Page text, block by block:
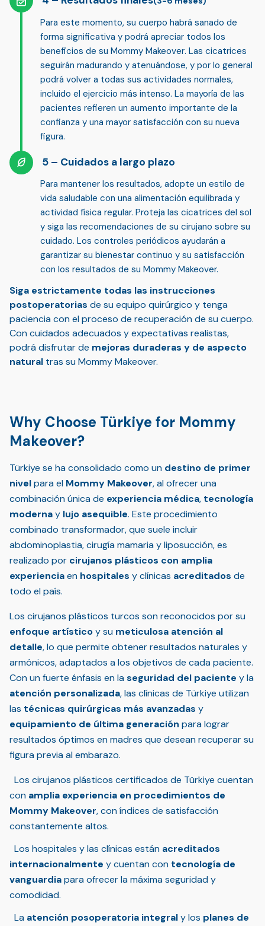
Para este momento, su cuerpo habrá sanado de
forma significativa y podrá apreciar todos los
beneficios de su Mommy Makeover. Las cicatrices
seguirán madurando y atenuándose, y por lo general
podrá volver a todas sus actividades normales,
incluido el ejercicio más intenso. La mayoría de las
pacientes refieren un aumento importante de la
confianza y una mayor satisfacción con su nueva
figura.
Cuidados a largo plazo
Para mantener los resultados, adopte un estilo de
vida saludable con una alimentación equilibrada y
actividad física regular. Proteja las cicatrices del sol
y siga las recomendaciones de su cirujano sobre su
cuidado. Los controles periódicos ayudarán a
garantizar su bienestar continuo y su satisfacción
con los resultados de su Mommy Makeover.
Siga estrictamente todas las instrucciones
postoperatorias de su equipo quirúrgico y tenga
paciencia con el proceso de recuperación de su cuerpo.
Con cuidados adecuados y expectativas realistas,
podrá disfrutar de mejoras duraderas y de aspecto
natural tras su Mommy Makeover.
Why Choose Türkiye for Mommy
Makeover?
Türkiye se ha consolidado como un destino de primer
nivelpara el Mommy Makeover, al ofrecer una
combinación única de experiencia médica, tecnología
modernay lujo asequible. Este procedimiento
combinado transformador, que suele incluir
abdominoplastia, cirugía mamaria y liposucción, es
realizado por cirujanos plásticos con amplia
experienciaen hospitales y clínicas acreditados de
todo el país.
Los cirujanos plásticos turcos son reconocidos por su
enfoque artísticoy su meticulosa atención al
detalle, lo que permite obtener resultados naturales y
armónicos, adaptados a los objetivos de cada paciente.
Con un fuerte énfasis en laseguridad del paciente y la
atención personalizada, las clínicas de Türkiye utilizan
las técnicas quirúrgicas más avanzadas y
equipamiento de última generación para lograr
resultados óptimos en madres que desean recuperar su
figura previa al embarazo.
Los cirujanos plásticos certificados de Türkiye cuentan
con amplia experiencia en procedimientos de
Mommy Makeover, con índices de satisfacción
constantemente altos.
Los hospitales y las clínicas están acreditados
internacionalmente y cuentan con tecnología de
vanguardiapara ofrecer la máxima seguridad y
comodidad.
La atención posoperatoria integraly los planes de